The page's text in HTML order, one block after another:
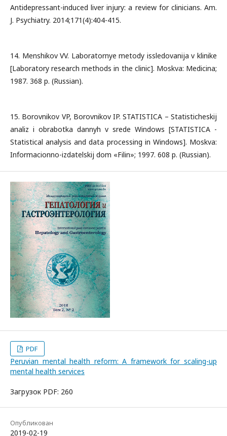
Antidepressant-induced liver injury: a review for clinicians. Am.
J. Psychiatry. 2014;171(4):404-415.
14. Menshikov VV. Laboratornye metody issledovanija v klinike
[Laboratory research methods in the clinic]. Moskva: Medicina;
1987. 368 p. (Russian).
15. Borovnikov VP, Borovnikov IP. STATISTICA – Statisticheskij
analiz i obrabotka dannyh v srede Windows [STATISTICA -
Statistical analysis and data processing in Windows]. Moskva:
Informacionno-izdatelskij dom «Filin»; 1997. 608 p. (Russian).
PDF
Peruvian mental health reform: A framework for scaling-up
mental health services
Загрузок PDF: 260
Опубликован
2019-02-19